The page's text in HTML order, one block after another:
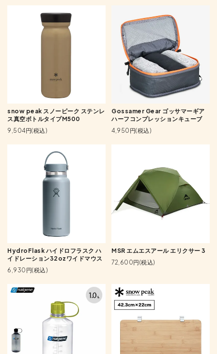
snow peak スノーピーク ステンレ
ス真空ボトルタイプM500
9,504円(税込)
Gossamer Gear ゴッサマーギア
ハーフコンプレッションキューブ
4,950円(税込)
HydroFlask ハイドロフラスク ハ
イドレーション32ozワイドマウス
6,930円(税込)
MSR エムエスアール エリクサー 3
72,600円(税込)